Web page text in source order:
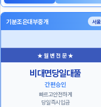
기분조은대부중개 서울
★ 월 변 전 문 ★
비대면당일대풀
간편승인
빠르고안전하게
당일즉시입금